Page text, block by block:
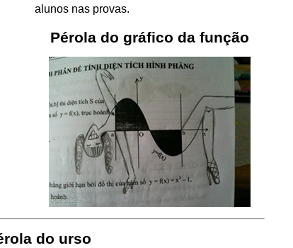
alunos nas provas.
Pérola do gráfico da função
do urso